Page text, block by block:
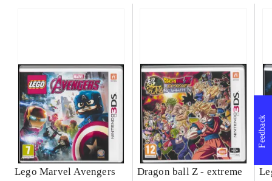
Lego Marvel Avengers
Dragon ball Z - extreme
Feedback